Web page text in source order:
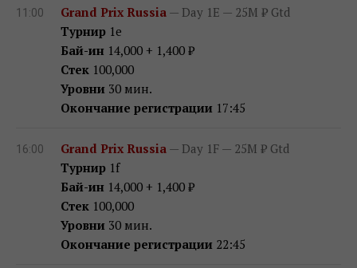
11:00 Grand Prix Russia — Day 1E — 25M ₽ Gtd
Турнир 1e
Бай-ин 14,000 + 1,400 ₽
Стек 100,000
Уровни 30 мин.
Окончание регистрации 17:45
16:00 Grand Prix Russia — Day 1F — 25M ₽ Gtd
Турнир 1f
Бай-ин 14,000 + 1,400 ₽
Стек 100,000
Уровни 30 мин.
Окончание регистрации 22:45